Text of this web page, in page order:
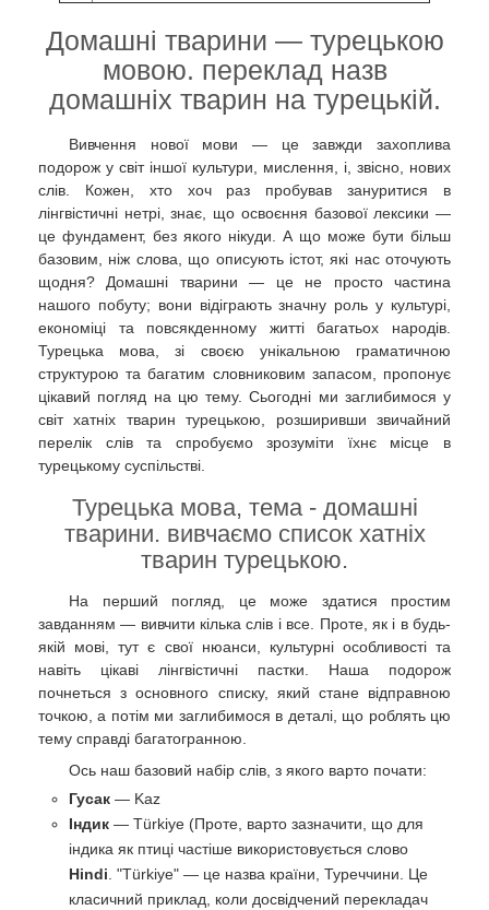
Домашні тварини — турецькою
мовою. переклад назв
домашніх тварин на турецькій.
Вивчення нової мови — це завжди захоплива
подорож у світ іншої культури, мислення, і, звісно, нових
слів. Кожен, хто хоч раз пробував зануритися в
лінгвістичні нетрі, знає, що освоєння базової лексики —
це фундамент, без якого нікуди. А що може бути більш
базовим, ніж слова, що описують істот, які нас оточують
щодня? Домашні тварини — це не просто частина
нашого побуту; вони відіграють значну роль у культурі,
економіці та повсякденному житті багатьох народів.
Турецька мова, зі своєю унікальною граматичною
структурою та багатим словниковим запасом, пропонує
цікавий погляд на цю тему. Сьогодні ми заглибимося у
світ хатніх тварин турецькою, розширивши звичайний
перелік слів та спробуємо зрозуміти їхнє місце в
турецькому суспільстві.
Турецька мова, тема - домашні
тварини. вивчаємо список хатніх
тварин турецькою.
На перший погляд, це може здатися простим
завданням — вивчити кілька слів і все. Проте, як і в будь-
якій мові, тут є свої нюанси, культурні особливості та
навіть цікаві лінгвістичні пастки. Наша подорож
почнеться з основного списку, який стане відправною
точкою, а потім ми заглибимося в деталі, що роблять цю
тему справді багатогранною.
Ось наш базовий набір слів, з якого варто почати:
Гусак — Kaz
Індик — Türkiye (Проте, варто зазначити, що для
індика як птиці частіше використовується слово
Hindi. "Türkiye" — це назва країни, Туреччини. Це
класичний приклад, коли досвідчений перекладач